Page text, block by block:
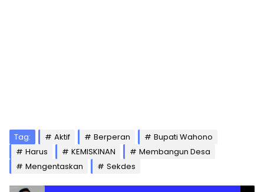
Tag: Aktif Berperan
Bupati Wahono
Harus
KEMISKINAN
Membangun Desa
Mengentaskan
Sekdes